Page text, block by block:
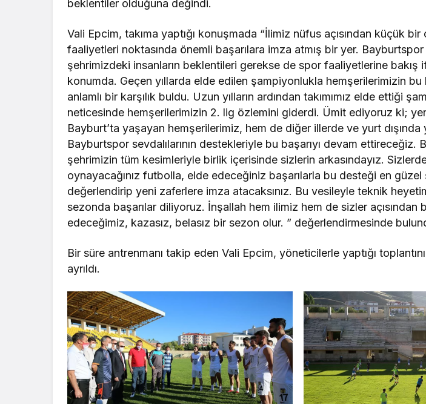
beklentiler olduğuna değindi.
Vali Epcim, takıma yaptığı konuşmada “İlimiz nüfus açısından küçük bir
faaliyetleri noktasında önemli başarılara imza atmış bir yer.
şehrimizdeki insanların beklentileri gerekse de spor faaliyetlerine bakış
konumda. Geçen yıllarda elde edilen şampiyonlukla hemşerilerimizin
anlamlı bir karşılık buldu. Uzun yılların ardından takımımız elde ettiği
neticesinde hemşerilerimizin 2. lig özlemini giderdi. Ümit ediyoruz ki;
Bayburt’ta yaşayan hemşerilerimiz, hem de diğer illerde ve yurt dışında
Bayburtspor sevdalılarının destekleriyle bu başarıyı devam ettireceğiz.
şehrimizin tüm kesimleriyle birlik içerisinde sizlerin arkasındayız.
oynayacağınız futbolla, elde edeceğiniz başarılarla bu desteği en güzel
değerlendirip yeni zaferlere imza atacaksınız. Bu vesileyle teknik
sezonda başarılar diliyoruz. İnşallah hem ilimiz hem de sizler açısından
edeceğimiz, kazasız, belasız bir sezon olur. ” değerlendirmesinde
Bir süre antrenmanı takip eden Vali Epcim, yöneticilerle yaptığı
ayrıldı.